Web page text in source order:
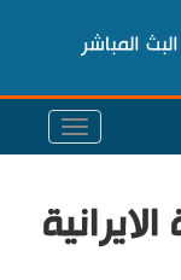
البث المباشر